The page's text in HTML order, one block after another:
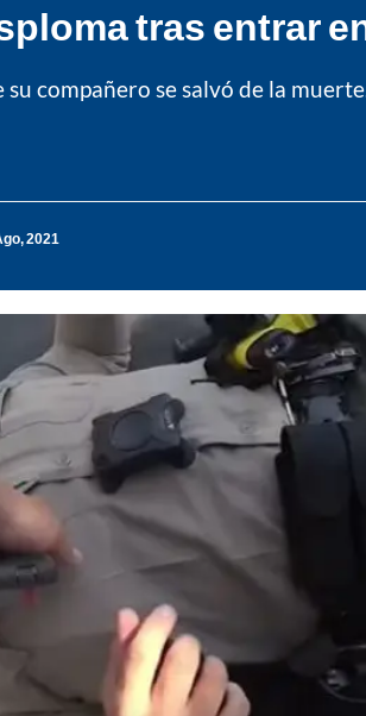
tras entrar
su compañero se salvó de la
2021